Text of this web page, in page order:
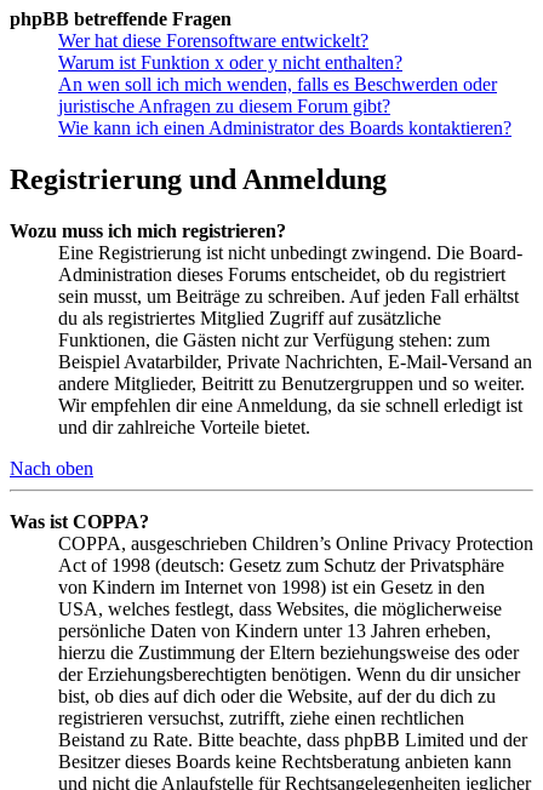
phpBB betreffende Fragen
Wer hat diese Forensoftware entwickelt?
Warum ist Funktion x oder y nicht enthalten?
An wen soll ich mich wenden, falls es Beschwerden oder
juristische Anfragen zu diesem Forum gibt?
Wie kann ich einen Administrator des Boards kontaktieren?
Registrierung und Anmeldung
Wozu muss ich mich registrieren?
Eine Registrierung ist nicht unbedingt zwingend. Die Board-
Administration dieses Forums entscheidet, ob du registriert
sein musst, um Beiträge zu schreiben. Auf jeden Fall erhältst
du als registriertes Mitglied Zugriff auf zusätzliche
Funktionen, die Gästen nicht zur Verfügung stehen: zum
Beispiel Avatarbilder, Private Nachrichten, E-Mail-Versand an
andere Mitglieder, Beitritt zu Benutzergruppen und so weiter.
Wir empfehlen dir eine Anmeldung, da sie schnell erledigt ist
und dir zahlreiche Vorteile bietet.
Nach oben
Was ist COPPA?
COPPA, ausgeschrieben Children’s Online Privacy Protection
Act of 1998 (deutsch: Gesetz zum Schutz der Privatsphäre
von Kindern im Internet von 1998) ist ein Gesetz in den
USA, welches festlegt, dass Websites, die möglicherweise
persönliche Daten von Kindern unter 13 Jahren erheben,
hierzu die Zustimmung der Eltern beziehungsweise des oder
der Erziehungsberechtigten benötigen. Wenn du dir unsicher
bist, ob dies auf dich oder die Website, auf der du dich zu
registrieren versuchst, zutrifft, ziehe einen rechtlichen
Beistand zu Rate. Bitte beachte, dass phpBB Limited und der
Besitzer dieses Boards keine Rechtsberatung anbieten kann
und nicht die Anlaufstelle für Rechtsangelegenheiten jeglicher